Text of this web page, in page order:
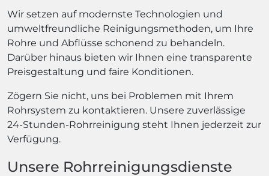
Wir setzen auf modernste Technologien und
umweltfreundliche Reinigungsmethoden, um Ihre
Rohre und Abflüsse schonend zu behandeln.
Darüber hinaus bieten wir Ihnen eine transparente
Preisgestaltung und faire Konditionen.
Zögern Sie nicht, uns bei Problemen mit Ihrem
Rohrsystem zu kontaktieren. Unsere zuverlässige
24-Stunden-Rohrreinigung steht Ihnen jederzeit zur
Verfügung.
Unsere Rohrreinigungsdienste